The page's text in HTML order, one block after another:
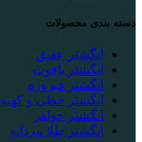
دسته بندی محصولات
انگشتر عقیق
انگشتر یاقوت
انگشتر فیروزه
انگشتر خطی و کهنه
انگشتر جواهر
انگشتر طلا مردانه